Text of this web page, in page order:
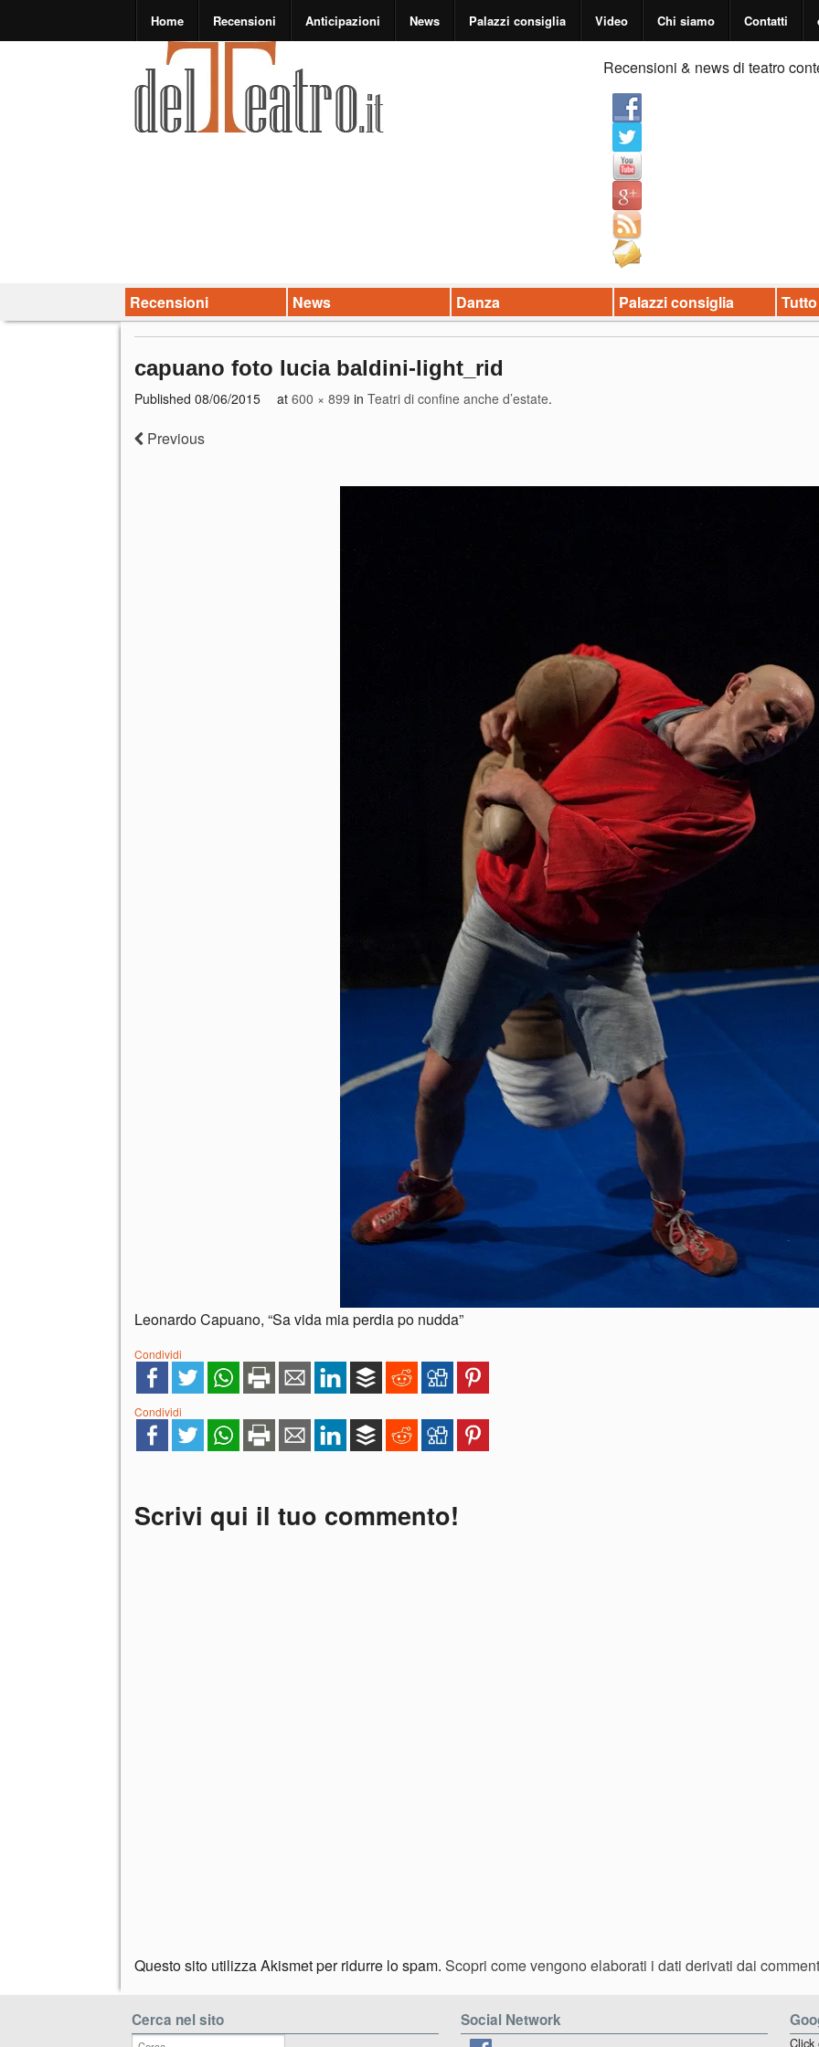
Home Recensioni Anticipazioni News Palazzi consiglia Video Chi siamo Contatti
Recensioni & news di teatro
Recensioni News Danza Palazzi consiglia
capuano foto lucia baldini-light_rid
Published 08/06/2015 at 600 × 899 in Teatri di confine anche d’estate.
Previous
Leonardo Capuano, “Sa vida mia perdia po nudda”
Condividi
Condividi
Scrivi qui il tuo commento!
Questo sito utilizza Akismet per ridurre lo spam. Scopri come vengono elaborati i dati derivati dai
Cerca nel sito Social Network
Click